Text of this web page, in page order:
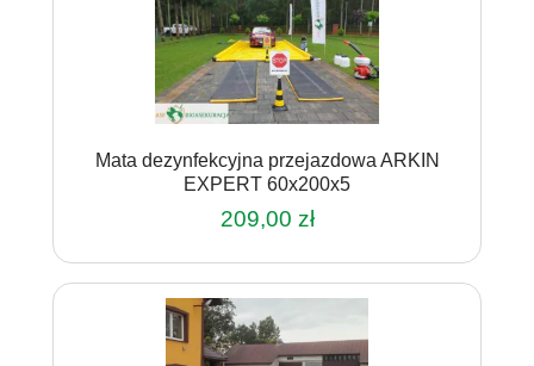
Mata dezynfekcyjna przejazdowa ARKIN
EXPERT 60x200x5
209,00 zł